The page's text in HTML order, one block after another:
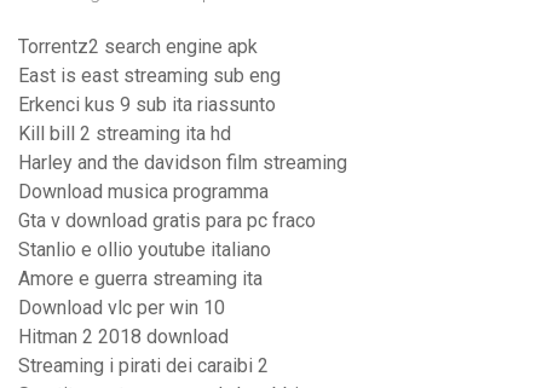
Torrentz2 search engine apk
East is east streaming sub eng
Erkenci kus 9 sub ita riassunto
Kill bill 2 streaming ita hd
Harley and the davidson film streaming
Download musica programma
Gta v download gratis para pc fraco
Stanlio e ollio youtube italiano
Amore e guerra streaming ita
Download vlc per win 10
Hitman 2 2018 download
Streaming i pirati dei caraibi 2